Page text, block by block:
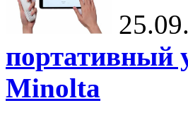
портативный
Minolta